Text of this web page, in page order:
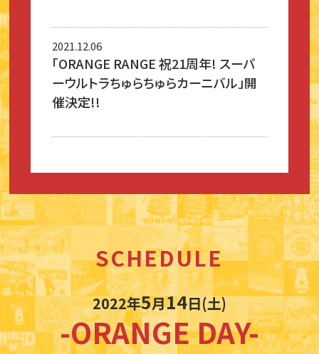
2021.12.06
「ORANGE RANGE 祝21周年! スーパ
ーウルトラちゅらちゅらカーニバル」開
催決定!!
SCHEDULE
2022年5月14日(土)
-ORANGE DAY-